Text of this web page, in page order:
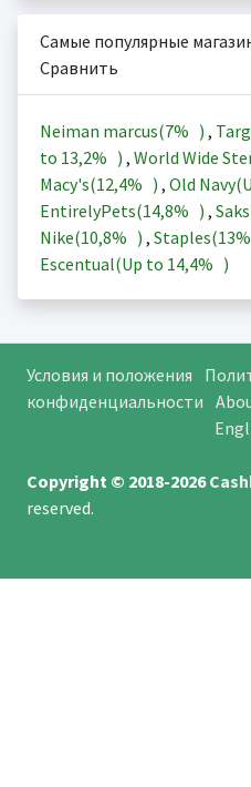
Самые популярные
Сравнить
Neiman marcus(7% ) ,
to 13,2% ) , World Wide
Macy's(12,4% ) , Old
EntirelyPets(14,8% ) ,
Nike(10,8% ) , Staples(13%
Escentual(Up to 14,4% )
Условия и положения
конфиденциальности
Copyright © 2018-2026
reserved.